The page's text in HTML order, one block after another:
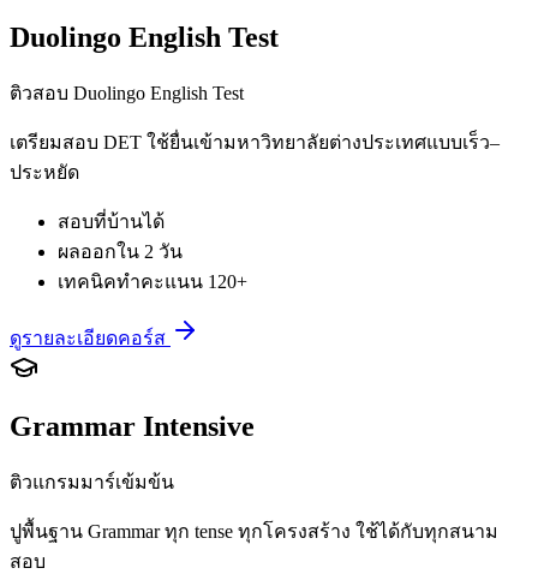
Duolingo English Test
ติวสอบ Duolingo English Test
เตรียมสอบ DET ใช้ยื่นเข้ามหาวิทยาลัยต่างประเทศแบบเร็ว–
ประหยัด
สอบที่บ้านได้
ผลออกใน 2 วัน
เทคนิคทำคะแนน 120+
ดูรายละเอียดคอร์ส
Grammar Intensive
ติวแกรมมาร์เข้มข้น
ปูพื้นฐาน Grammar ทุก tense ทุกโครงสร้าง ใช้ได้กับทุกสนาม
สอบ